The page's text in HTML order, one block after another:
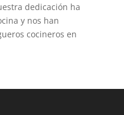
dedicación ha
y nos han
cocineros en